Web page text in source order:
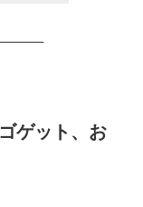
ゲット、お